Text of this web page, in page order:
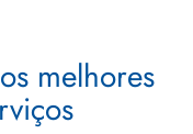
melhores